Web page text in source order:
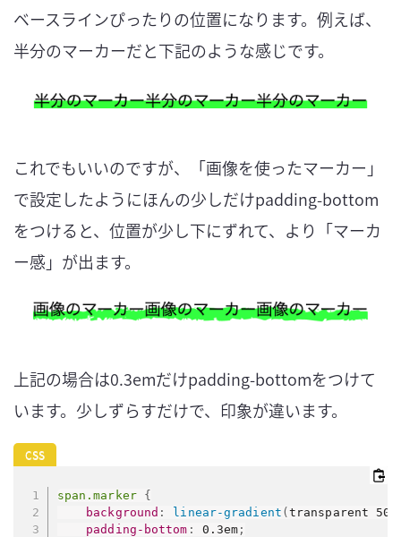
ベースラインぴったりの位置になります。例えば、
半分のマーカーだと下記のような感じです。
これでもいいのですが、「画像を使ったマーカー」
で設定したようにほんの少しだけpadding-bottom
をつけると、位置が少し下にずれて、より「マーカ
ー感」が出ます。
上記の場合は0.3emだけpadding-bottomをつけて
います。少しずらすだけで、印象が違います。
span.marker
{
background : linear-gradient (transparent 50%
padding-bottom : 0.3em ;